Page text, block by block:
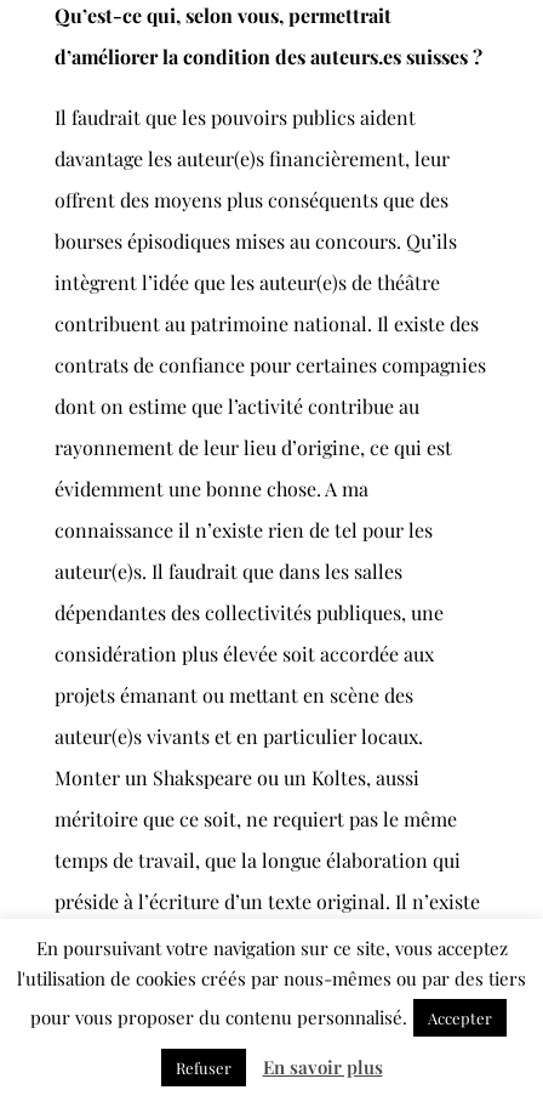
Qu’est-ce qui, selon vous, permettrait
d’améliorer la condition des auteurs.es suisses ?
Il faudrait que les pouvoirs publics aident
davantage les auteur(e)s financièrement, leur
offrent des moyens plus conséquents que des
bourses épisodiques mises au concours. Qu’ils
intègrent l’idée que les auteur(e)s de théâtre
contribuent au patrimoine national. Il existe des
contrats de confiance pour certaines compagnies
dont on estime que l’activité contribue au
rayonnement de leur lieu d’origine, ce qui est
évidemment une bonne chose. A ma
connaissance il n’existe rien de tel pour les
auteur(e)s. Il faudrait que dans les salles
dépendantes des collectivités publiques, une
considération plus élevée soit accordée aux
projets émanant ou mettant en scène des
auteur(e)s vivants et en particulier locaux.
Monter un Shakspeare ou un Koltes, aussi
méritoire que ce soit, ne requiert pas le même
temps de travail, que la longue élaboration qui
préside à l’écriture d’un texte original. Il n’existe
à ce propos aucune vision définie, nous sommes
dans une zone nébuleuse. Certain(e)s pensent
aussi que le théâtre ne se renouvelle que par des
formes pseudo-novatrices, mais la forme sans le
En poursuivant votre navigation sur ce site, vous acceptez
l'utilisation de cookies créés par nous-mêmes ou par des tiers
pour vous proposer du contenu personnalisé.
Accepter
Refuser En savoir plus